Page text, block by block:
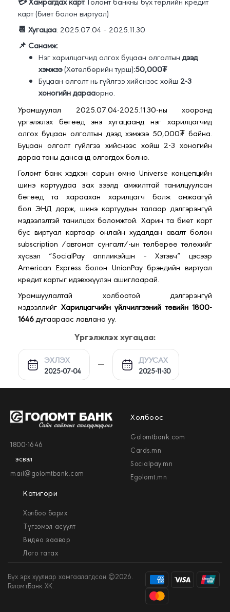
карт (биет болон виртуал)
📆 Хугацаа: 2025.07.04 – 2025.11.30
📌 Санамж:
Нэг харилцагчид олгох буцаан олголтын дээд
хэмжээ(Хөтөлбөрийн турш):50,000₮
Буцаан олголт нь гүйлгээ хийснээс хойш 2-3
хоногийн дарааорно.
Урамшуулал 2025.07.04-2025.11.30-ны хооронд
үргэлжлэх бөгөөд энэ хугацаанд нэг харилцагчид
олгох буцаан олголтын дээд хэмжээ 50,000₮ байна.
Буцаан олголт гүйлгээ хийснээс хойш 2-3 хоногийн
дараа таны дансанд олгогдох болно.
Голомт банк хэдхэн сарын өмнө Universe концепцийн
шинэ картуудаа зах зээлд амжилттай танилцуулсан
бөгөөд та хараахан харилцагч болж амжаагүй
бол ЭНД дарж, шинэ картуудын талаар дэлгэрэнгүй
мэдээлэлтэй танилцах боломжтой. Харин та биет карт
бус виртуал картаар онлайн худалдан авалт болон
subscription /автомат сунгалт/-ын төлбөрөө төлөхийг
хүсвэл “SocialPay аппликэйшн – Хэтэвч” цэсээр
American Express болон UnionPay брэндийн виртуал
кредит картыг идэвхжүүлэн ашиглаарай.
Урамшуулалтай холбоотой дэлгэрэнгүй
мэдээллийг Харилцагчийн үйлчилгээний төвийн 1800-
1646дугаараас лавлана уу.
Үргэлжлэх хугацаа:
ЭХЛЭХ
2025-07-04
ДУУСАХ
2025-11-30
1800-1646
эсвэл
mail@golomtbank.com
Холбоос
Golomtbank.com
Cards.mn
Socialpay.mn
Egolomt.mn
Катигори
Холбоо барих
Түгээмэл асуулт
Видео заавар
Лого татах
Бүх эрх хуулиар хамгаалагдсан ©2026.
ГоломтБанк ХК.